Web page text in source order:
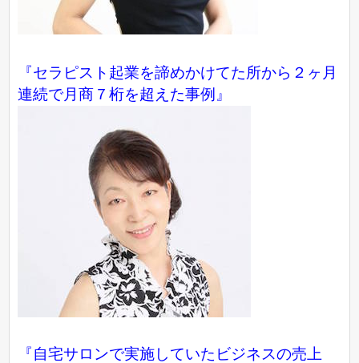
『セラピスト起業を諦めかけてた所から２ヶ月
連続で月商７桁を超えた事例』
『自宅サロンで実施していたビジネスの売上